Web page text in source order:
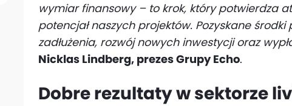
wymiar finansowy – to krok, który potwierdza
potencjał naszych projektów. Pozyskane
zadłużenia, rozwój nowych inwestycji oraz
Nicklas Lindberg, prezes Grupy Echo.
Dobre rezultaty w sektorze